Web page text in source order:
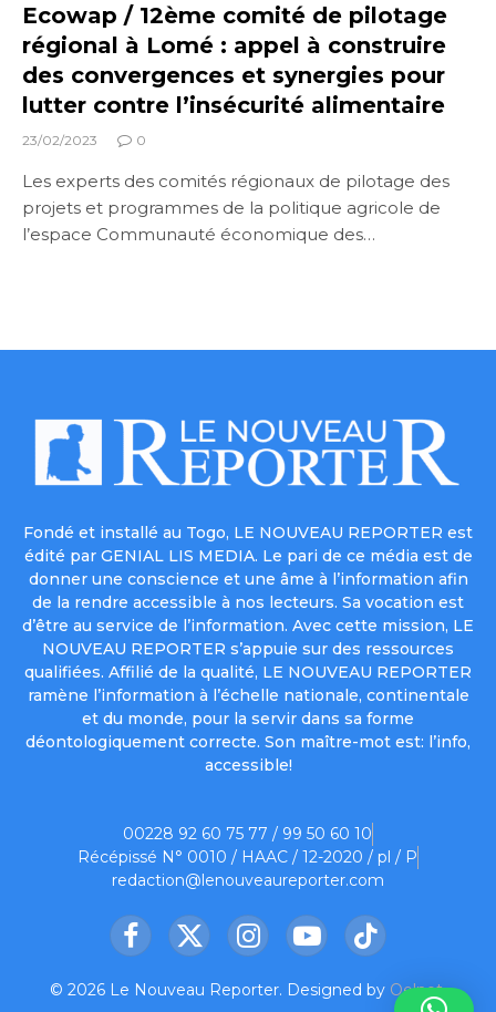
Ecowap / 12ème comité de pilotage
régional à Lomé : appel à construire
des convergences et synergies pour
lutter contre l’insécurité alimentaire
23/02/2023 0
Les experts des comités régionaux de pilotage des
projets et programmes de la politique agricole de
l’espace Communauté économique des…
Fondé et installé au Togo, LE NOUVEAU REPORTER est
édité par GENIAL LIS MEDIA. Le pari de ce média est de
donner une conscience et une âme à l’information afin
de la rendre accessible à nos lecteurs. Sa vocation est
d’être au service de l’information. Avec cette mission, LE
NOUVEAU REPORTER s’appuie sur des ressources
qualifiées. Affilié de la qualité, LE NOUVEAU REPORTER
ramène l’information à l’échelle nationale, continentale
et du monde, pour la servir dans sa forme
déontologiquement correcte. Son maître-mot est: l’info,
accessible!
00228 92 60 75 77 / 99 50 60 10
Récépissé N° 0010 / HAAC / 12-2020 / pl / P
redaction@lenouveaureporter.com
Facebook
X
InstagramYouTubeTikTok
© 2026 Le Nouveau Reporter. Designed by Oelnet.